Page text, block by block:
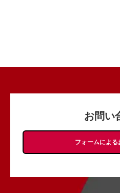
お問い
フォームによ